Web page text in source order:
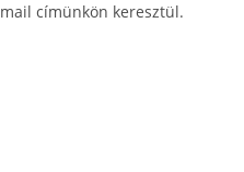
mail címünkön keresztül.